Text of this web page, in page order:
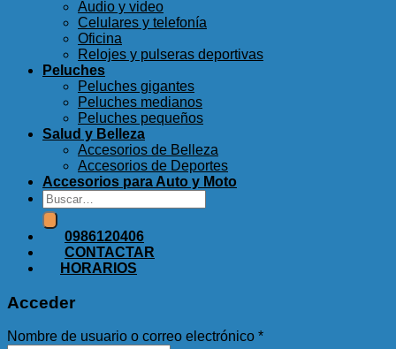
Audio y video
Celulares y telefonía
Oficina
Relojes y pulseras deportivas
Peluches
Peluches gigantes
Peluches medianos
Peluches pequeños
Salud y Belleza
Accesorios de Belleza
Accesorios de Deportes
Accesorios para Auto y Moto
Buscar
por:
0986120406
CONTACTAR
HORARIOS
Acceder
Nombre de usuario o correo electrónico *